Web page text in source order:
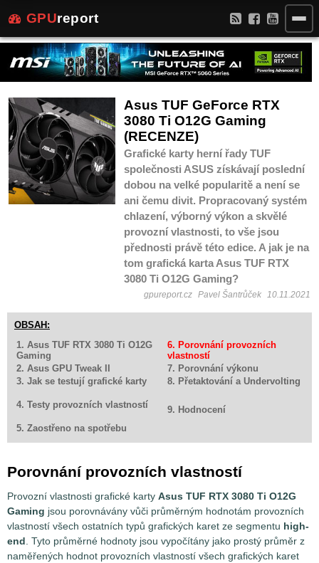
GPUreport
Asus TUF GeForce RTX
3080 Ti O12G Gaming
(RECENZE)
Grafické karty herní řady TUF
společnosti ASUS získávají poslední
dobou na velké popularitě a není se
ani čemu divit. Propracovaný systém
chlazení, výborný výkon a skvělé
provozní vlastnosti, to vše jsou
přednosti právě této edice. A jak je na
tom grafická karta Asus TUF RTX
3080 Ti O12G Gaming?
gpureport.cz Pavel Šantrůček 10.11.2021
OBSAH:
1. Asus TUF RTX 3080 Ti O12G
Gaming
6. Porovnání provozních
vlastností
2. Asus GPU Tweak II
7. Porovnání výkonu
3. Jak se testují grafické karty
8. Přetaktování a Undervolting
4. Testy provozních vlastností
9. Hodnocení
5. Zaostřeno na spotřebu
Porovnání provozních vlastností
Provozní vlastnosti grafické karty Asus TUF RTX 3080 Ti O12G
Gaming jsou porovnávány vůči průměrným hodnotám provozních
vlastností všech ostatních typů grafických karet ze segmentu high-
end. Tyto průměrné hodnoty jsou vypočítány jako prostý průměr z
naměřených hodnot provozních vlastností všech grafických karet